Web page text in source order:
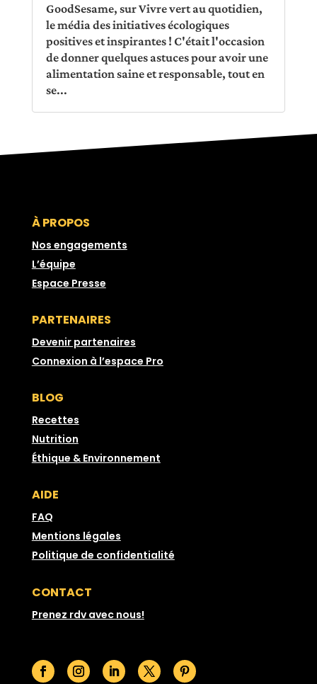
GoodSesame, sur Vivre vert au quotidien,
le média des initiatives écologiques
positives et inspirantes ! C'était l'occasion
de donner quelques astuces pour avoir une
alimentation saine et responsable, tout en
se...
À PROPOS
Nos engagements
L’équipe
Espace Presse
PARTENAIRES
Devenir partenaires
Connexion à l’espace Pro
BLOG
Recettes
Nutrition
Éthique & Environnement
AIDE
FAQ
Mentions légales
Politique de confidentialité
CONTACT
Prenez rdv avec nous!